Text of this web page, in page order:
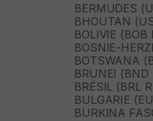
BERMUDES
BHOUTAN
BOLIVIE (BOB
BOSNIE-
BOTSWANA
BRUNEI (BND
BRÉSIL (BRL
BULGARIE
BURKINA